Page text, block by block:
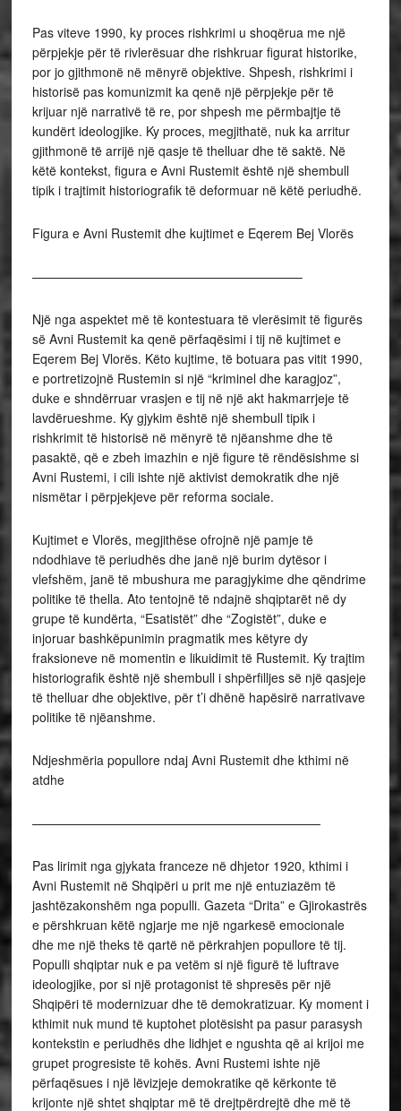
Pas viteve 1990, ky proces rishkrimi u shoqërua me një
përpjekje për të rivlerësuar dhe rishkruar figurat historike,
por jo gjithmonë në mënyrë objektive. Shpesh, rishkrimi i
historisë pas komunizmit ka qenë një përpjekje për të
krijuar një narrativë të re, por shpesh me përmbajtje të
kundërt ideologjike. Ky proces, megjithatë, nuk ka arritur
gjithmonë të arrijë një qasje të thelluar dhe të saktë. Në
këtë kontekst, figura e Avni Rustemit është një shembull
tipik i trajtimit historiografik të deformuar në këtë periudhë.
Figura e Avni Rustemit dhe kujtimet e Eqerem Bej Vlorës
—————————————————————–
Një nga aspektet më të kontestuara të vlerësimit të figurës
së Avni Rustemit ka qenë përfaqësimi i tij në kujtimet e
Eqerem Bej Vlorës. Këto kujtime, të botuara pas vitit 1990,
e portretizojnë Rustemin si një “kriminel dhe karagjoz”,
duke e shndërruar vrasjen e tij në një akt hakmarrjeje të
lavdërueshme. Ky gjykim është një shembull tipik i
rishkrimit të historisë në mënyrë të njëanshme dhe të
pasaktë, që e zbeh imazhin e një figure të rëndësishme si
Avni Rustemi, i cili ishte një aktivist demokratik dhe një
nismëtar i përpjekjeve për reforma sociale.
Kujtimet e Vlorës, megjithëse ofrojnë një pamje të
ndodhiave të periudhës dhe janë një burim dytësor i
vlefshëm, janë të mbushura me paragjykime dhe qëndrime
politike të thella. Ato tentojnë të ndajnë shqiptarët në dy
grupe të kundërta, “Esatistët” dhe “Zogistët”, duke e
injoruar bashkëpunimin pragmatik mes këtyre dy
fraksioneve në momentin e likuidimit të Rustemit. Ky trajtim
historiografik është një shembull i shpërfilljes së një qasjeje
të thelluar dhe objektive, për t’i dhënë hapësirë narrativave
politike të njëanshme.
Ndjeshmëria popullore ndaj Avni Rustemit dhe kthimi në
atdhe
———————————————————————
Pas lirimit nga gjykata franceze në dhjetor 1920, kthimi i
Avni Rustemit në Shqipëri u prit me një entuziazëm të
jashtëzakonshëm nga populli. Gazeta “Drita” e Gjirokastrës
e përshkruan këtë ngjarje me një ngarkesë emocionale
dhe me një theks të qartë në përkrahjen popullore të tij.
Populli shqiptar nuk e pa vetëm si një figurë të luftrave
ideologjike, por si një protagonist të shpresës për një
Shqipëri të modernizuar dhe të demokratizuar. Ky moment i
kthimit nuk mund të kuptohet plotësisht pa pasur parasysh
kontekstin e periudhës dhe lidhjet e ngushta që ai krijoi me
grupet progresiste të kohës. Avni Rustemi ishte një
përfaqësues i një lëvizjeje demokratike që kërkonte të
krijonte një shtet shqiptar më të drejtpërdrejtë dhe më të